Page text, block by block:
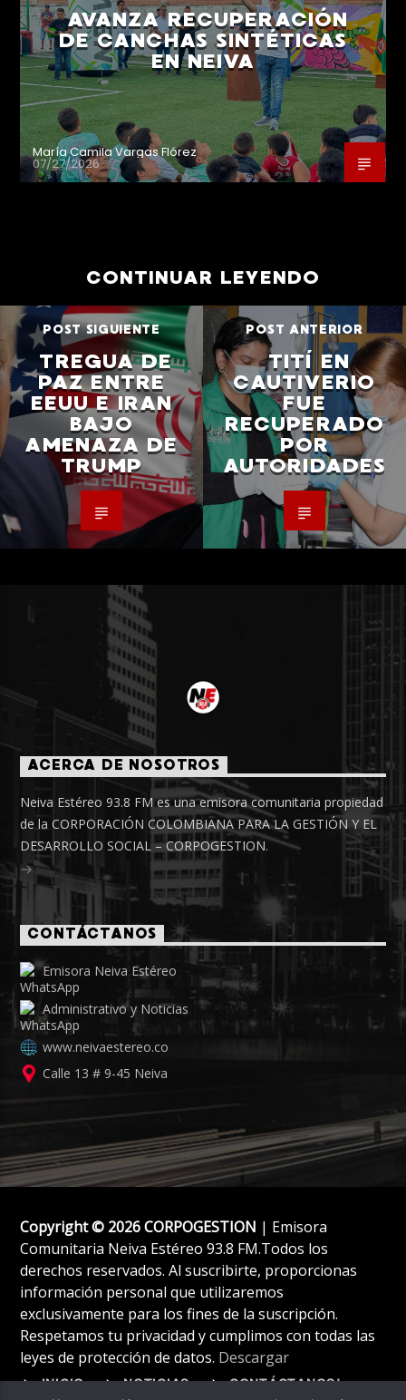
AVANZA RECUPERACIÓN
DE CANCHAS SINTÉTICAS
EN NEIVA
María Camila Vargas Flórez
07/27/2026
CONTINUAR LEYENDO
POST SIGUIENTE
TREGUA DE
PAZ ENTRE
EEUU E IRAN
BAJO
AMENAZA DE
TRUMP
POST ANTERIOR
TITÍ EN
CAUTIVERIO
FUE
RECUPERADO
POR
AUTORIDADES
ACERCA DE NOSOTROS
Neiva Estéreo 93.8 FM es una emisora comunitaria propiedad
de la CORPORACIÓN COLOMBIANA PARA LA GESTIÓN Y EL
DESARROLLO SOCIAL – CORPOGESTION.
CONTÁCTANOS
Emisora Neiva Estéreo
Administrativo y Noticias
www.neivaestereo.co
Calle 13 # 9-45 Neiva
Copyright © 2026 CORPOGESTION | Emisora
Comunitaria Neiva Estéreo 93.8 FM.Todos los
derechos reservados. Al suscribirte, proporcionas
información personal que utilizaremos
exclusivamente para los fines de la suscripción.
Respetamos tu privacidad y cumplimos con todas las
leyes de protección de datos. Descargar
INICIO NOTICIAS CONTÁCTANOS!